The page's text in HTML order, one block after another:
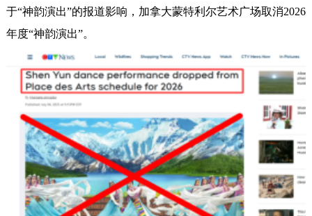
于“神韵演出”的报道影响，加拿大蒙特利尔艺术广场取消2026
年度“神韵演出”。